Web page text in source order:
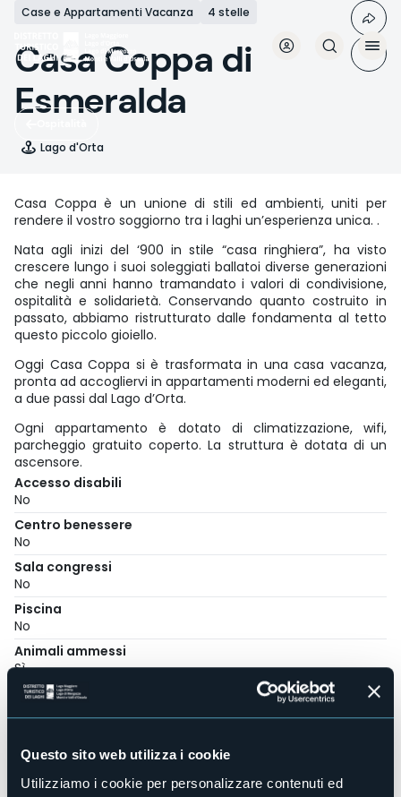
Questo sito web utilizza i cookie
Utilizziamo i cookie per personalizzare contenuti ed
Salta
contenuto
principale
Case e Appartamenti Vacanza 4 stelle
Casa Coppa di
Esmeralda
Lago d'Orta
Casa Coppa è un unione di stili ed ambienti, uniti per
rendere il vostro soggiorno tra i laghi un’esperienza unica. .
Nata agli inizi del ‘900 in stile “casa ringhiera”, ha visto
crescere lungo i suoi soleggiati ballatoi diverse generazioni
che negli anni hanno tramandato i valori di condivisione,
ospitalità e solidarietà. Conservando quanto costruito in
passato, abbiamo ristrutturato dalle fondamenta al tetto
questo piccolo gioiello.
Oggi Casa Coppa si è trasformata in una casa vacanza,
pronta ad accogliervi in appartamenti moderni ed eleganti,
a due passi dal Lago d’Orta.
Ogni appartamento è dotato di climatizzazione, wifi,
parcheggio gratuito coperto. La struttura è dotata di un
ascensore.
Accesso disabili
No
Centro benessere
No
Sala congressi
No
Piscina
No
Animali ammessi
Sì
Appartamenti
16
E-mail